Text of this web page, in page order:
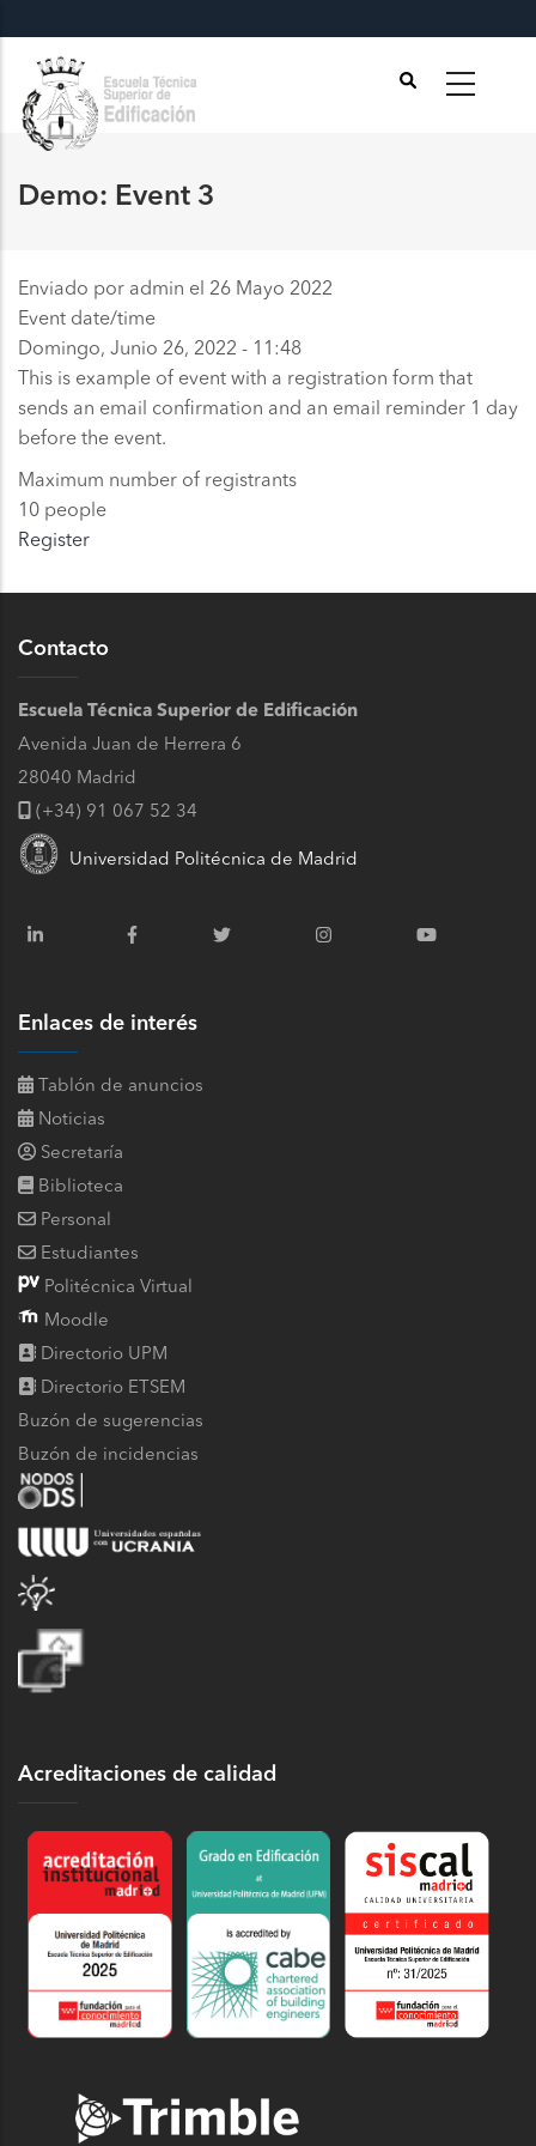
contenido
principal
Demo: Event 3
Enviado por admin el 26 Mayo 2022
Event date/time
Domingo, Junio 26, 2022 - 11:48
This is example of event with a registration form that
sends an email confirmation and an email reminder 1 day
before the event.
Maximum number of registrants
10 people
Register
Contacto
Escuela Técnica Superior de Edificación
Avenida Juan de Herrera 6
28040 Madrid
(+34) 91 067 52 34
Universidad Politécnica de Madrid
Enlaces de interés
Tablón de anuncios
Noticias
Secretaría
Biblioteca
Personal
Estudiantes
Politécnica Virtual
Moodle
Directorio UPM
Directorio ETSEM
Buzón de sugerencias
Buzón de incidencias
Acreditaciones de calidad